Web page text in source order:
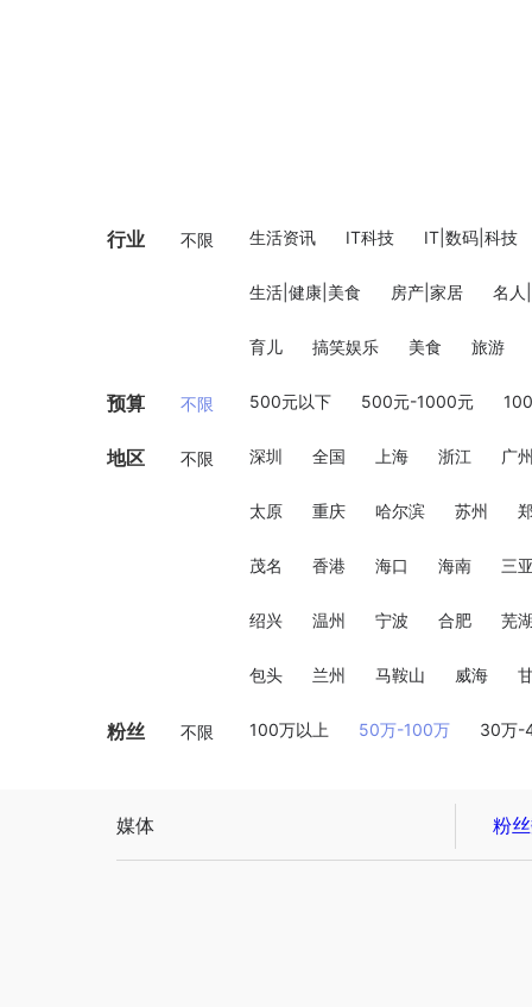
行业 不限 生活资讯 IT科技 IT|数码|科技
生活|健康|美食 房产|家居 名人
育儿 搞笑娱乐 美食 旅游
预算 不限 500元以下 500元-1000元
地区 不限 深圳 全国 上海 浙江 广
太原 重庆 哈尔滨 苏州
茂名 香港 海口 海南 三
绍兴 温州 宁波 合肥 芜
包头 兰州 马鞍山 威海
粉丝 不限 100万以上 50万-100万 30万-
媒体 粉